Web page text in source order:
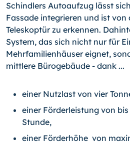
Schindlers Autoaufzug lässt
Fassade integrieren und ist
Teleskoptür zu erkennen.
System, das sich nicht nur für
Mehrfamilienhäuser eignet,
mittlere Bürogebäude - dank ...
einer Nutzlast von vier
einer Förderleistung von
Stunde,
einer Förderhöhe von